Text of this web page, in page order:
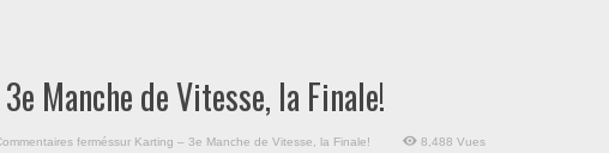
Manche de Vitesse, la Finale!
ferméssur Karting – 3e Manche de Vitesse, la Finale! 8,488 Vues